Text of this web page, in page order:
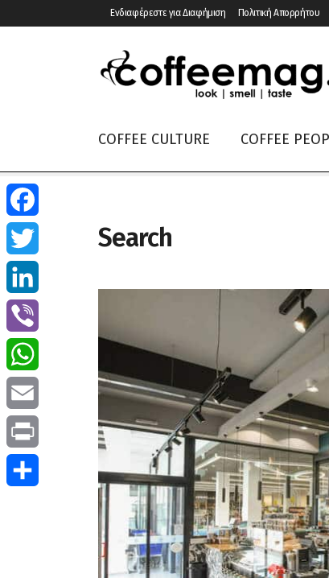
Ενδιαφέρεστε για Διαφήμιση Πολιτική Απορρήτου
COFFEE CULTURE COFFEE
Search
Facebook
Twitter
LinkedIn
Viber
WhatsApp
Email
Print